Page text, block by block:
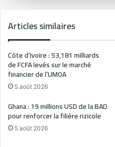
Articles similaires
Côte d’Ivoire : 53,181 milliards
de FCFA levés sur le marché
financier de l’UMOA
5 août 2026
Ghana : 19 millions USD de la BAD
pour renforcer la filière rizicole
5 août 2026